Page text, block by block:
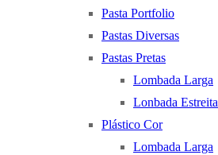
Pasta Portfolio
Pastas Diversas
Pastas Pretas
Lombada Larga
Lonbada Estreita
Plástico Cor
Lombada Larga